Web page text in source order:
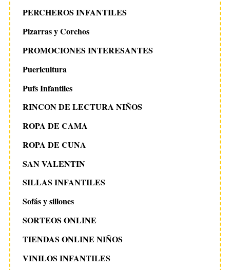
PERCHEROS INFANTILES
Pizarras y Corchos
PROMOCIONES INTERESANTES
Puericultura
Pufs Infantiles
RINCON DE LECTURA NIÑOS
ROPA DE CAMA
ROPA DE CUNA
SAN VALENTIN
SILLAS INFANTILES
Sofás y sillones
SORTEOS ONLINE
TIENDAS ONLINE NIÑOS
VINILOS INFANTILES